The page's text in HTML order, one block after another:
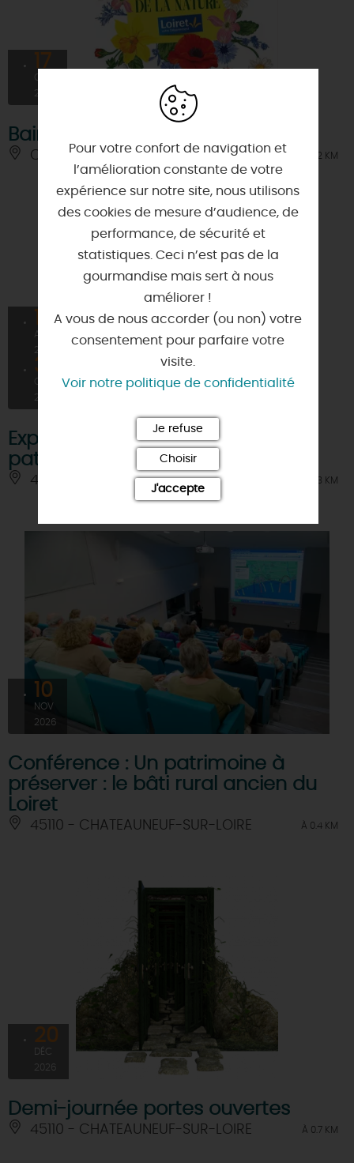
17
OCT
2026
Bain de forêt en automne
CHATEAUNEUF-SUR-LOIRE À 0.2 KM
11
AVRIL
2026
31
OCT
2026
Exposition : Savoirs de Loire, un
patrimoine vivant
45110 - CHATEAUNEUF-SUR-LOIRE À 0.3 KM
10
NOV
2026
Conférence : Un patrimoine à
préserver : le bâti rural ancien du
Loiret
45110 - CHATEAUNEUF-SUR-LOIRE À 0.4 KM
20
DÉC
2026
Demi-journée portes ouvertes
45110 - CHATEAUNEUF-SUR-LOIRE À 0.7 KM
Pour votre confort de navigation et
l’amélioration constante de votre
expérience sur notre site, nous utilisons
des cookies de mesure d’audience, de
performance, de sécurité et
statistiques. Ceci n’est pas de la
gourmandise mais sert à nous
améliorer !
A vous de nous accorder (ou non) votre
consentement pour parfaire votre
visite.
Voir notre politique de confidentialité
Je refuse
Choisir
J'accepte